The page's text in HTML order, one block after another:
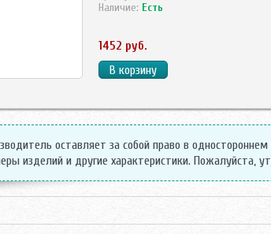
Наличие: Есть
1452 руб.
оставляет за собой право в
изделий и другие характеристики. Пожалуйста,